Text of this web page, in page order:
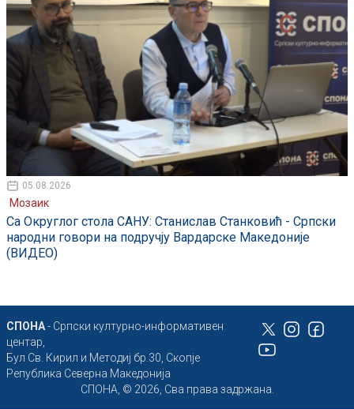
05.08.2026
Мозаик
Са Округлог стола САНУ: Станислав Станковић - Српски
народни говори на подручју Вардарске Македоније
(ВИДЕО)
СПОНА- Српски културно-информативен
центар,
Бул Св. Кирил и Методиј бр.30, Скопје
Република Северна Македонија
СПОНА, © 2026, Сва права задржана.